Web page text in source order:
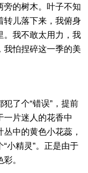
的树木。叶子不知
转儿落下来，我俯身
。我不敢太用力，我
我怕捏碎这一季的美
了个“错误”，提前
一片迷人的花香中
中的黄色小花蕊，
小精灵”。正是由于
。